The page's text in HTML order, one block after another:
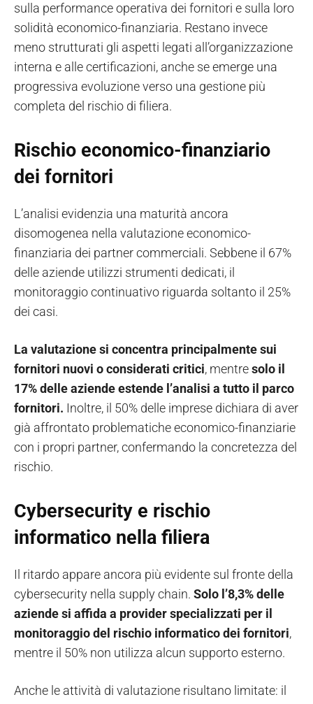
sulla performance operativa dei fornitori e sulla loro
solidità economico-finanziaria. Restano invece
meno strutturati gli aspetti legati all’organizzazione
interna e alle certificazioni, anche se emerge una
progressiva evoluzione verso una gestione più
completa del rischio di filiera.
Rischio economico-finanziario
dei fornitori
L’analisi evidenzia una maturità ancora
disomogenea nella valutazione economico-
finanziaria dei partner commerciali. Sebbene il 67%
delle aziende utilizzi strumenti dedicati, il
monitoraggio continuativo riguarda soltanto il 25%
dei casi.
La valutazione si concentra principalmente sui
fornitori nuovi o considerati critici, mentresolo il
17% delle aziende estende l’analisi a tutto il parco
fornitori. Inoltre, il 50% delle imprese dichiara di aver
già affrontato problematiche economico-finanziarie
con i propri partner, confermando la concretezza del
rischio.
Cybersecurity e rischio
informatico nella filiera
Il ritardo appare ancora più evidente sul fronte della
cybersecurity nella supply chain. Solo l’8,3% delle
aziende si affida a provider specializzati per il
monitoraggio del rischio informatico dei fornitori,
mentre il 50% non utilizza alcun supporto esterno.
Anche le attività di valutazione risultano limitate: il